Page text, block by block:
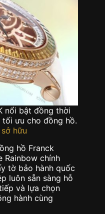
nổi bật đồng thời
ưu cho đồng hồ.
hữu
hồ Franck
Rainbow chính
tờ bảo hành quốc
luôn sẵn sàng hỗ
và lựa chọn
hành cùng